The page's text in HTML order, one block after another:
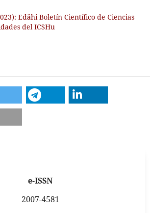
Edähi Boletín Científico de Ciencias
del ICSHu
e-ISSN
2007-4581